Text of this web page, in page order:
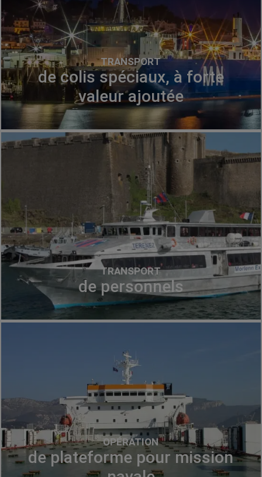
TRANSPORT
de colis spéciaux, à forte
valeur ajoutée
TRANSPORT
de personnels
OPÉRATION
de plateforme pour mission